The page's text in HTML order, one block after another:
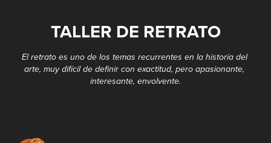
TALLER DE RETRATO
El retrato es uno de los temas recurrentes en la historia del
arte, muy difí­cil de definir con exactitud, pero apasionante,
interesante, envolvente.
TALLER DE RETRATO
El retrato es uno de los temas recurrentes en la historia del
arte, muy difí­cil de definir con exactitud, pero apasionante,
interesante, envolvente.